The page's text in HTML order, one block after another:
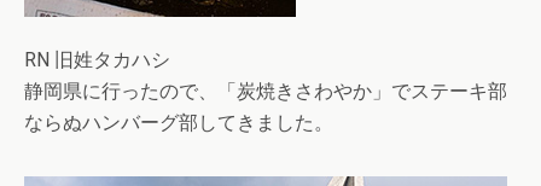
RN 旧姓タカハシ
静岡県に行ったので、「炭焼きさわやか」でステーキ部
ならぬハンバーグ部してきました。